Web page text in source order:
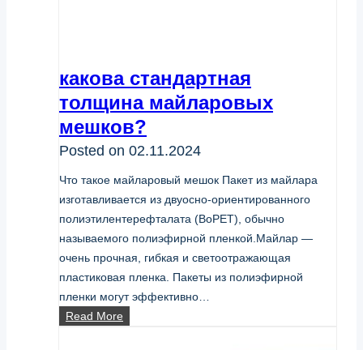
какова стандартная
толщина майларовых
мешков?
Posted on 02.11.2024
Что такое майларовый мешок Пакет из майлара
изготавливается из двуосно-ориентированного
полиэтилентерефталата (BoPET), обычно
называемого полиэфирной пленкой.Майлар —
очень прочная, гибкая и светоотражающая
пластиковая пленка. Пакеты из полиэфирной
пленки могут эффективно…
Read More